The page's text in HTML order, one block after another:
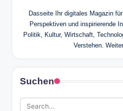
Dasseite Ihr digitales Magazin
Perspektiven und inspirierende
Politik, Kultur, Wirtschaft,
Verstehen.
Suchen